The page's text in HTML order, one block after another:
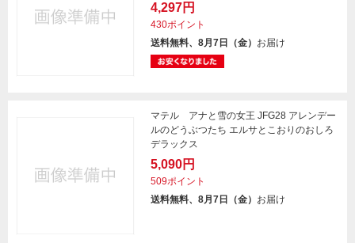
4,297円
430ポイント
送料無料、8月7日（金） お届け
マテル アナと雪の女王 JFG28 アレンデー
ルのどうぶつたち エルサとこおりのおしろ
デラックス
5,090円
509ポイント
送料無料、8月7日（金） お届け